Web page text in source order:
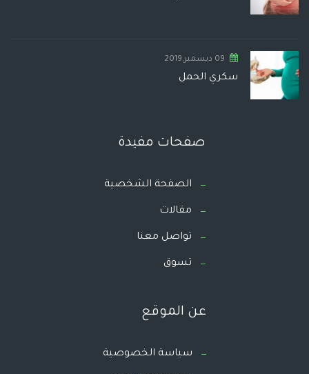
09 ديسمبر,2019
سكري الحمل
صفحات مفيدة
الصفحة الشخصية
مقالات
تواصل معنا
تسوق
عن الموقع
سياسة الخصوصية